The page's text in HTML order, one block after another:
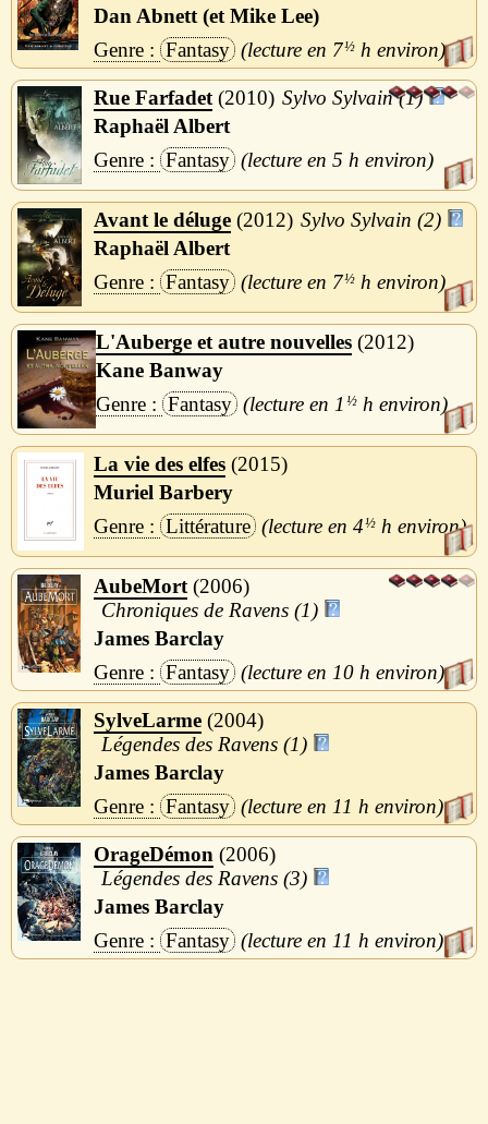
Dan Abnett (et Mike Lee)
Fantasy
7½ h
Rue Farfadet 2010
Sylvo Sylvain (1)
Raphaël Albert
Fantasy
5 h
Avant le déluge 2012
Sylvo Sylvain (2)
Raphaël Albert
Fantasy
7½ h
L'Auberge et autre nouvelles 2012
Kane Banway
Fantasy
1 ½ h
La vie des elfes 2015
Muriel Barbery
Littérature
4½ h
AubeMort 2006
Chroniques de Ravens (1)
James Barclay
Fantasy
10 h
SylveLarme 2004
Légendes des Ravens (1)
James Barclay
Fantasy
11 h
OrageDémon
2006
Légendes des Ravens (3)
James Barclay
Fantasy
11 h